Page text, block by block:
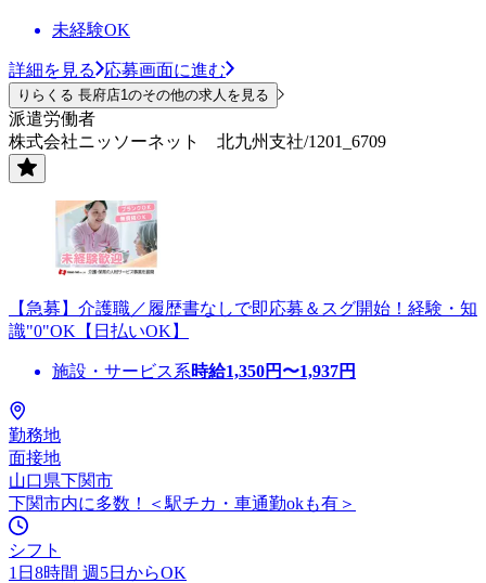
未経験OK
詳細を見る 応募画面に進む
りらくる 長府店1のその他の求人を見る
派遣労働者
株式会社ニッソーネット 北九州支社/1201_6709
【急募】介護職／履歴書なしで即応募＆スグ開始！経験・知
識"0"OK【日払いOK】
施設・サービス系時給1,350円〜1,937円
勤務地
面接地
山口県下関市
下関市内に多数！＜駅チカ・車通勤okも有＞
シフト
1日8時間 週5日からOK